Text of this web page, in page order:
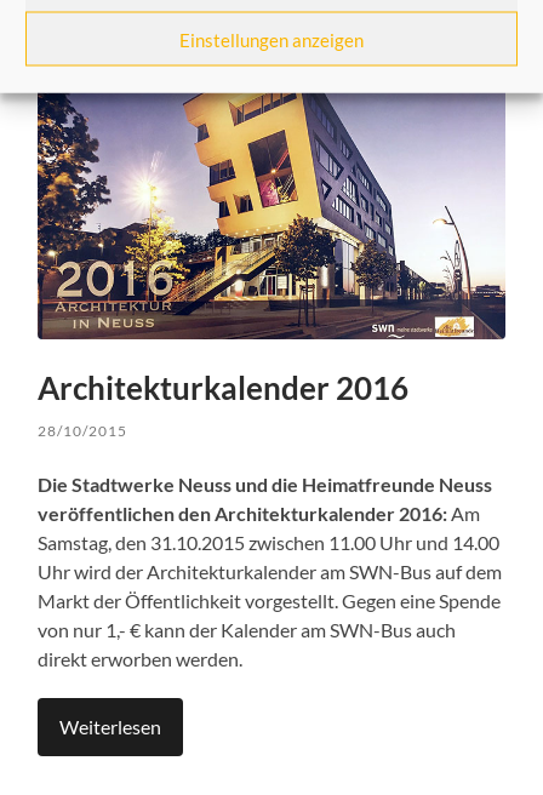
Einstellungen anzeigen
Architekturkalender 2016
28/10/2015
Die Stadtwerke Neuss und die Heimatfreunde Neuss
veröffentlichen den Architekturkalender 2016: Am
Samstag, den 31.10.2015 zwischen 11.00 Uhr und 14.00
Uhr wird der Architekturkalender am SWN-Bus auf dem
Markt der Öffentlichkeit vorgestellt. Gegen eine Spende
von nur 1,- € kann der Kalender am SWN-Bus auch
direkt erworben werden.
Weiterlesen